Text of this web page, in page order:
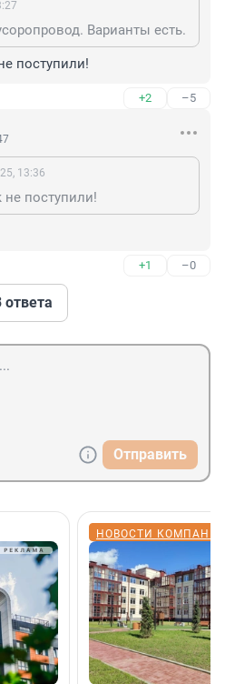
Варианты есть.
поступили!
+2 –5
13:36
не поступили!
+1 –0
Отправить
НОВОСТИ